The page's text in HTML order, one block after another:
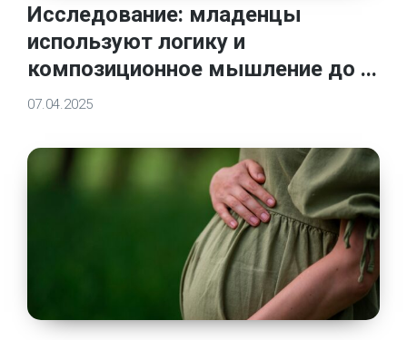
Исследование: младенцы
используют логику и
композиционное мышление до ...
07.04.2025